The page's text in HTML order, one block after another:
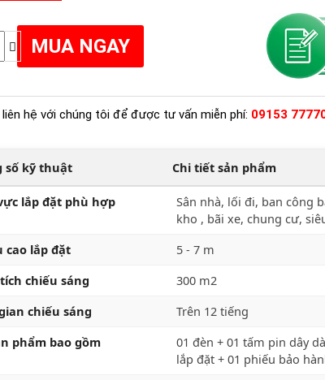
liên hệ với chúng tôi để được tư vấn miễn phí: 09153
số kỹ thuật Chi tiết sản phẩm
lắp đặt phù hợp
Sân nhà, lối đi, ban công
kho , bãi xe, chung cư,
cao lắp đặt
5 - 7 m
chiếu sáng
300 m2
chiếu sáng
Trên 12 tiếng
phẩm bao gồm
01 đèn + 01 tấm pin dây
lắp đặt + 01 phiếu bảo